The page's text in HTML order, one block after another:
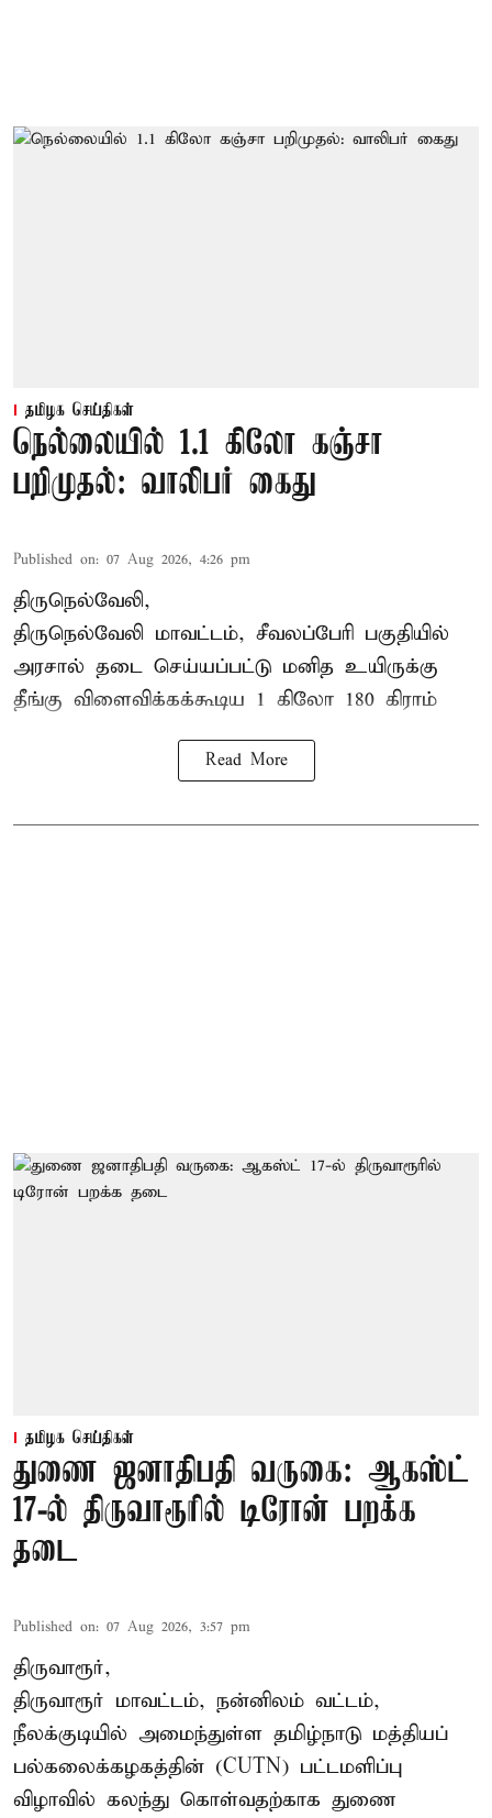
தமிழக செய்திகள்
நெல்லையில் 1.1 கிலோ கஞ்சா
பறிமுதல்: வாலிபர் கைது
Published on: 07 Aug 2026, 4:26 pm
திருநெல்வேலி,
திருநெல்வேலி மாவட்டம், சீவலப்பேரி பகுதியில்
அரசால் தடை செய்யப்பட்டு மனித உயிருக்கு
தீங்கு விளைவிக்கக்கூடிய 1 கிலோ 180 கிராம்
Read More
தமிழக செய்திகள்
துணை ஜனாதிபதி வருகை: ஆகஸ்ட்
17-ல் திருவாரூரில் டிரோன் பறக்க
தடை
Published on: 07 Aug 2026, 3:57 pm
திருவாரூர்,
திருவாரூர் மாவட்டம், நன்னிலம் வட்டம்,
நீலக்குடியில் அமைந்துள்ள தமிழ்நாடு மத்தியப்
பல்கலைக்கழகத்தின் (CUTN) பட்டமளிப்பு
விழாவில் கலந்து கொள்வதற்காக துணை